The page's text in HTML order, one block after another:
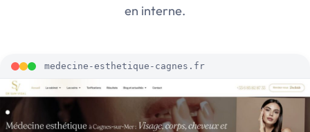
en interne.
medecine-esthetique-cagnes.fr